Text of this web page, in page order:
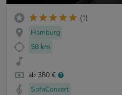
(1)
Hamburg
58 km
ab 380 €
SofaConcert